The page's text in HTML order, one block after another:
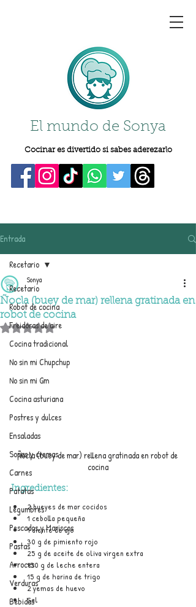
El mundo de Sonya
Cocinar es divertido si sabes aderezarlo
Entrada
Recetario
Robot de cocina
Freidoras de aire
Cocina tradicional
No sin mi Chupchup
No sin mi Gm
Cocina asturiana
Postres y dulces
Ensaladas
Sopas y cremas
Carnes
Patatas
Legumbres
Pescados y Mariscos
Pastas
Arroces
Verduras
Bebidas
Recetario
Ñocla (buey de mar) rellena gratinada en
robot de cocina
Sonya
Obtuvo NaN de 5 estrellas.
Ñocla (buey de mar) rellena gratinada en robot de
cocina
Ingredientes:
2 bueyes de mar cocidos
1 cebolla pequeña
1 diente de ajo
30 g de pimiento rojo
25 g de aceite de oliva virgen extra
150 g de leche entera
15 g de harina de trigo
2 yemas de huevo
Sal